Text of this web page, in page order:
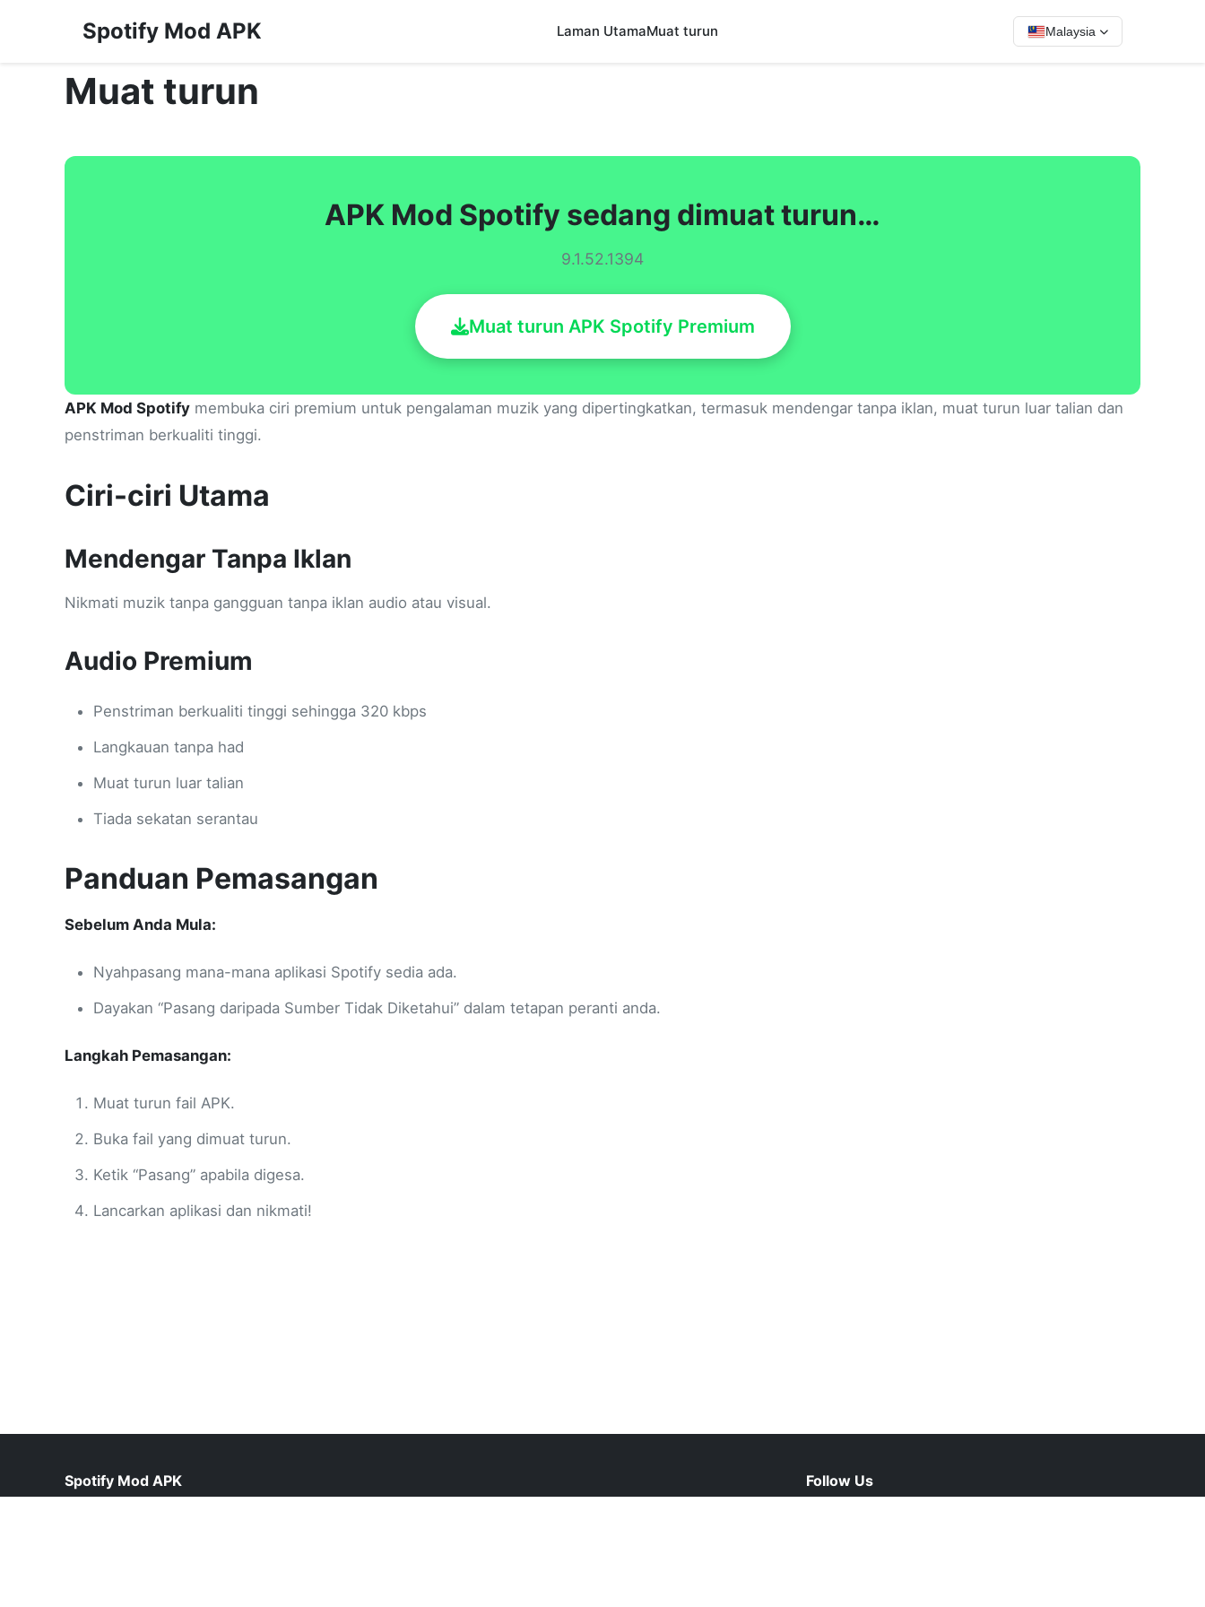
Spotify Mod APK Laman UtamaMuat turun Malaysia
Muat turun
APK Mod Spotify sedang dimuat turun…
9.1.52.1394
Muat turun APK Spotify Premium
APK Mod Spotify membuka ciri premium untuk pengalaman muzik yang dipertingkatkan, termasuk mendengar tanpa iklan, muat turun luar talian dan
penstriman berkualiti tinggi.
Ciri-ciri Utama
Mendengar Tanpa Iklan
Nikmati muzik tanpa gangguan tanpa iklan audio atau visual.
Audio Premium
Penstriman berkualiti tinggi sehingga 320 kbps
Langkauan tanpa had
Muat turun luar talian
Tiada sekatan serantau
Panduan Pemasangan
Sebelum Anda Mula:
Nyahpasang mana-mana aplikasi Spotify sedia ada.
Dayakan “Pasang daripada Sumber Tidak Diketahui” dalam tetapan peranti anda.
Langkah Pemasangan:
Muat turun fail APK.
Buka fail yang dimuat turun.
Ketik “Pasang” apabila digesa.
Lancarkan aplikasi dan nikmati!
Spotify Mod APK
Follow Us